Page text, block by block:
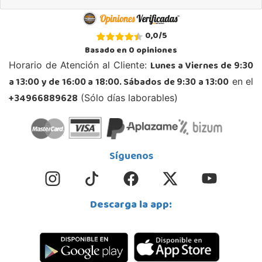
Juguetilandia Málaga
Parque Málaga Nostrum, Sup. G-4, P.E. 14
29004, Málaga
952 176 994
Localizar Tienda
Juguetilandia San Juan
Carretera Alicante-Valencia, Km. 88.8 - 14.1 Pol. H
POCAS UNIDADES
0,0/5
Basado en0opiniones
Horario de Atención al Cliente: Lunes a Viernes de 9:30
a 13:00 y de 16:00 a 18:00. Sábados de 9:30 a 13:00 en el
+34966889628 (Sólo días laborables)
Síguenos
Descarga la app: